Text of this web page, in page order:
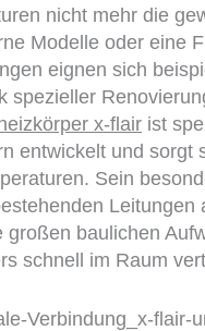
nicht mehr die
Modelle oder eine
eignen sich
spezieller
x-flair ist
entwickelt und sorgt
Sein
großen baulichen
schnell im Raum